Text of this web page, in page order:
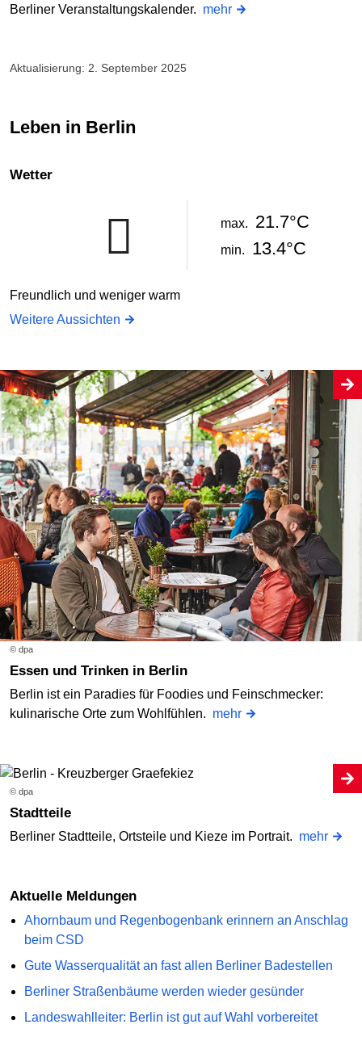
Berliner Veranstaltungskalender. mehr
Aktualisierung: 2. September 2025
Leben in Berlin
Wetter
max. 21.7°C
min. 13.4°C
Freundlich und weniger warm
Weitere Aussichten
© dpa
Essen und Trinken in Berlin
Berlin ist ein Paradies für Foodies und Feinschmecker:
kulinarische Orte zum Wohlfühlen. mehr
© dpa
Stadtteile
Berliner Stadtteile, Ortsteile und Kieze im Portrait. mehr
Aktuelle Meldungen
Ahornbaum und Regenbogenbank erinnern an Anschlag
beim CSD
Gute Wasserqualität an fast allen Berliner Badestellen
Berliner Straßenbäume werden wieder gesünder
Landeswahlleiter: Berlin ist gut auf Wahl vorbereitet